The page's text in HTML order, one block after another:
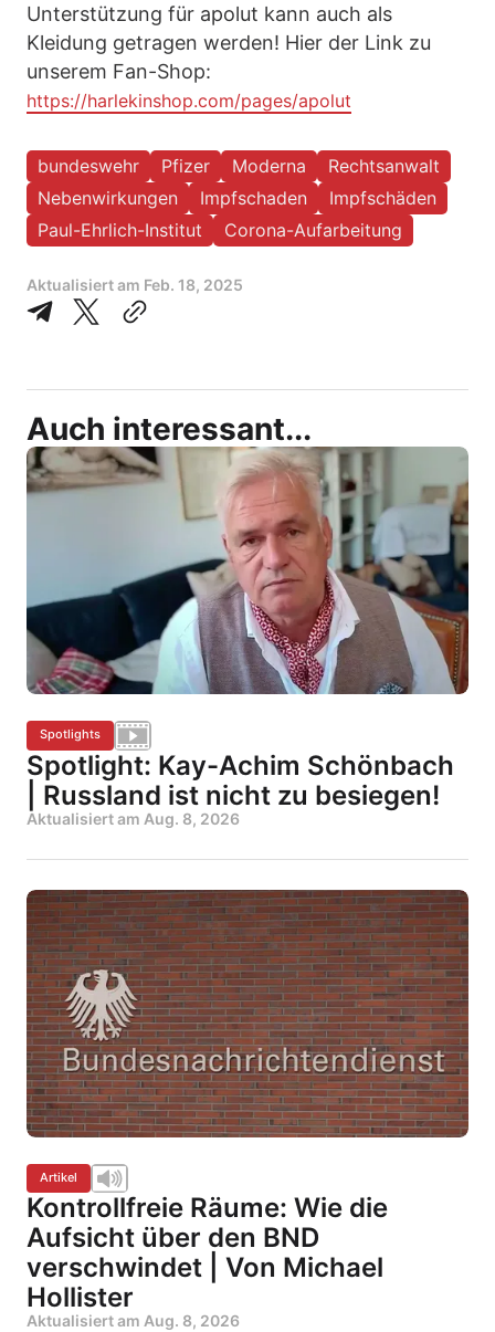
Unterstützung für apolut kann auch als
Kleidung getragen werden! Hier der Link zu
unserem Fan-Shop:
https://harlekinshop.com/pages/apolut
bundeswehr Pfizer Moderna
Rechtsanwalt
Nebenwirkungen
Impfschaden
Impfschäden
Paul-Ehrlich-Institut
Corona-Aufarbeitung
Aktualisiert am Feb. 18, 2025
Auch interessant...
Spotlights
Spotlight: Kay-Achim Schönbach
| Russland ist nicht zu besiegen!
Aktualisiert am Aug. 8, 2026
Artikel
Kontrollfreie Räume: Wie die
Aufsicht über den BND
verschwindet | Von Michael
Hollister
Aktualisiert am Aug. 8, 2026